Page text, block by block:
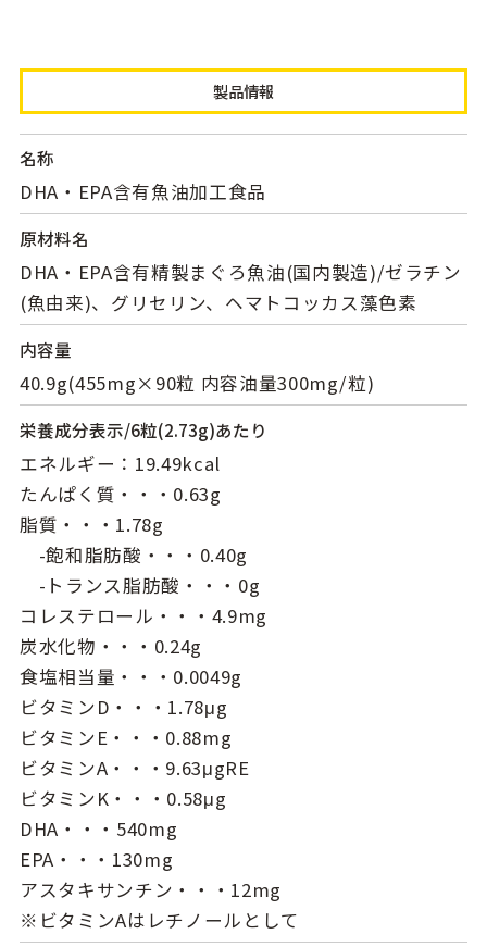
製品情報
名称
DHA・EPA含有魚油加工食品
原材料名
DHA・EPA含有精製まぐろ魚油(国内製造)/ゼラチン
(魚由来)、グリセリン、ヘマトコッカス藻色素
内容量
40.9g(455mg×90粒 内容油量300mg/粒)
栄養成分表示/6粒(2.73g)あたり
エネルギー：19.49kcal
たんぱく質・・・0.63g
脂質・・・1.78g
-飽和脂肪酸・・・0.40g
-トランス脂肪酸・・・0g
コレステロール・・・4.9mg
炭水化物・・・0.24g
食塩相当量・・・0.0049g
ビタミンD・・・1.78μg
ビタミンE・・・0.88mg
ビタミンA・・・9.63μgRE
ビタミンK・・・0.58μg
DHA・・・540mg
EPA・・・130mg
アスタキサンチン・・・12mg
※ビタミンAはレチノールとして